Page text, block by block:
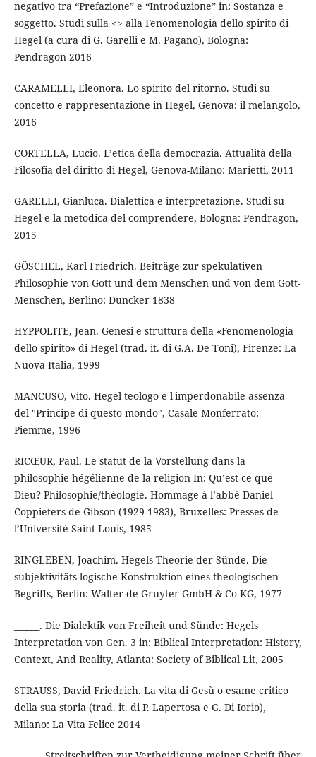
negativo tra “Prefazione” e “Introduzione” in: Sostanza e
soggetto. Studi sulla <> alla Fenomenologia dello spirito di
Hegel (a cura di G. Garelli e M. Pagano), Bologna:
Pendragon 2016
CARAMELLI, Eleonora. Lo spirito del ritorno. Studi su
concetto e rappresentazione in Hegel, Genova: il melangolo,
2016
CORTELLA, Lucio. L’etica della democrazia. Attualità della
Filosofia del diritto di Hegel, Genova-Milano: Marietti, 2011
GARELLI, Gianluca. Dialettica e interpretazione. Studi su
Hegel e la metodica del comprendere, Bologna: Pendragon,
2015
GÖSCHEL, Karl Friedrich. Beiträge zur spekulativen
Philosophie von Gott und dem Menschen und von dem Gott-
Menschen, Berlino: Duncker 1838
HYPPOLITE, Jean. Genesi e struttura della «Fenomenologia
dello spirito» di Hegel (trad. it. di G.A. De Toni), Firenze: La
Nuova Italia, 1999
MANCUSO, Vito. Hegel teologo e l'imperdonabile assenza
del "Principe di questo mondo", Casale Monferrato:
Piemme, 1996
RICŒUR, Paul. Le statut de la Vorstellung dans la
philosophie hégélienne de la religion In: Qu’est-ce que
Dieu? Philosophie/théologie. Hommage à l’abbé Daniel
Coppieters de Gibson (1929-1983), Bruxelles: Presses de
l’Université Saint-Louis, 1985
RINGLEBEN, Joachim. Hegels Theorie der Sünde. Die
subjektivitäts-logische Konstruktion eines theologischen
Begriffs, Berlin: Walter de Gruyter GmbH & Co KG, 1977
______. Die Dialektik von Freiheit und Sünde: Hegels
Interpretation von Gen. 3 in: Biblical Interpretation: History,
Context, And Reality, Atlanta: Society of Biblical Lit, 2005
STRAUSS, David Friedrich. La vita di Gesù o esame critico
della sua storia (trad. it. di P. Lapertosa e G. Di Iorio),
Milano: La Vita Felice 2014